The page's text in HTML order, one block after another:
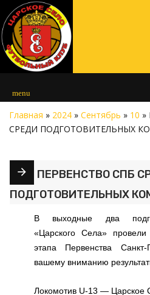
menu
Главная » 2024 » Сентябрь » 10
СРЕДИ ПОДГОТОВИТЕЛЬНЫХ
ПЕРВЕНСТВО СПБ
ПОДГОТОВИТЕЛЬНЫХ
В выходные два
«Царского Села»
этапа Первенства Санкт-
вашему вниманию
Локомотив U-13 — Царское